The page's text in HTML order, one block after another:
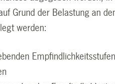
Grund der Belastung an
werden: